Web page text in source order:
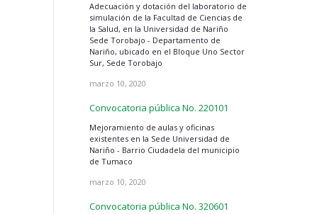
Adecuación y dotación del laboratorio de
simulación de la Facultad de Ciencias de
la Salud, en la Universidad de Nariño
Sede Torobajo - Departamento de
Nariño, ubicado en el Bloque Uno Sector
Sur, Sede Torobajo
marzo 10, 2020
Convocatoria pública No. 220101
Mejoramiento de aulas y oficinas
existentes en la Sede Universidad de
Nariño - Barrio Ciudadela del municipio
de Tumaco
marzo 10, 2020
Convocatoria pública No. 320601